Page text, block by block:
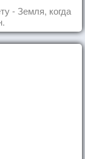
- Земля, когда